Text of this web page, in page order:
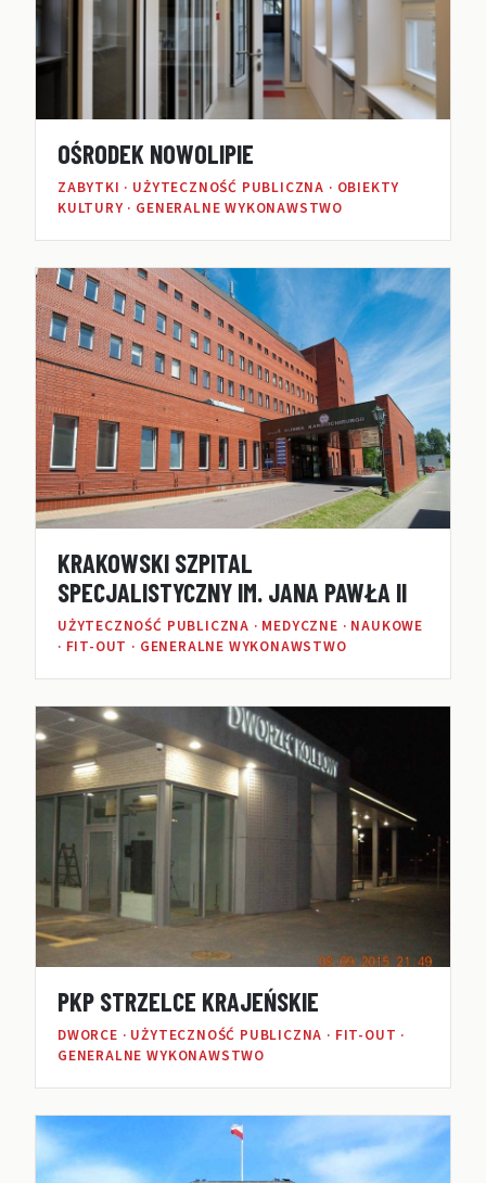
OŚRODEK NOWOLIPIE
ZABYTKI · UŻYTECZNOŚĆ PUBLICZNA · OBIEKTY
KULTURY · GENERALNE WYKONAWSTWO
KRAKOWSKI SZPITAL
SPECJALISTYCZNY IM. JANA PAWŁA II
UŻYTECZNOŚĆ PUBLICZNA · MEDYCZNE · NAUKOWE
· FIT-OUT · GENERALNE WYKONAWSTWO
PKP STRZELCE KRAJEŃSKIE
DWORCE · UŻYTECZNOŚĆ PUBLICZNA · FIT-OUT ·
GENERALNE WYKONAWSTWO